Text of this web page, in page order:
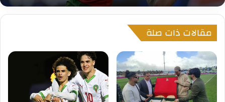
مقالات ذات صلة